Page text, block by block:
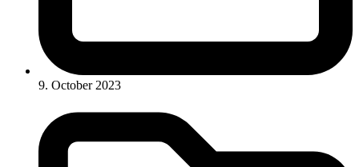
9. October 2023